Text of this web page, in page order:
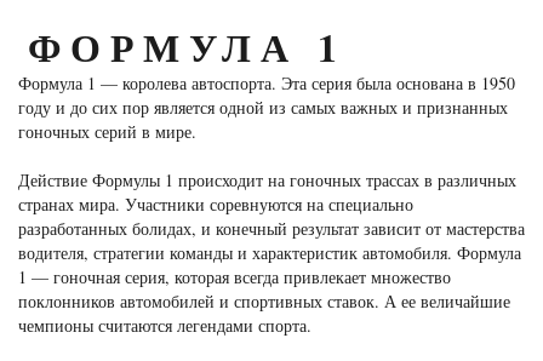
ФОРМУЛА 1
Формула 1 — королева автоспорта. Эта серия была основана в 1950
году и до сих пор является одной из самых важных и признанных
гоночных серий в мире.
Действие Формулы 1 происходит на гоночных трассах в различных
странах мира. Участники соревнуются на специально
разработанных болидах, и конечный результат зависит от мастерства
водителя, стратегии команды и характеристик автомобиля. Формула
1 — гоночная серия, которая всегда привлекает множество
поклонников автомобилей и спортивных ставок. А ее величайшие
чемпионы считаются легендами спорта.